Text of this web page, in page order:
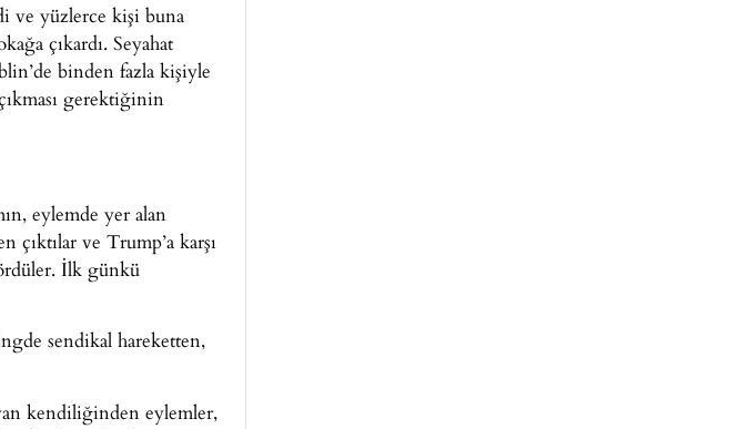
ve yüzlerce kişi buna
çıkardı. Seyahat
binden fazla kişiyle
gerektiğinin
eylemde yer alan
çıktılar ve Trump’a karşı
İlk günkü
sendikal hareketten,
kendiliğinden eylemler,